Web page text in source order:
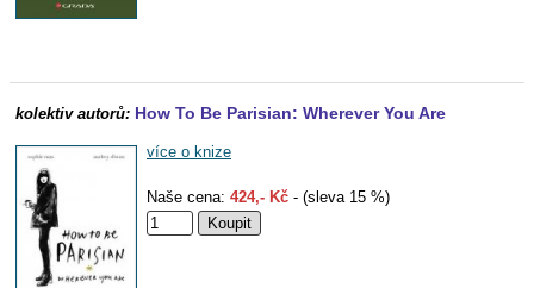
kolektiv autorů: How To Be Parisian: Wherever You Are
více o knize
Naše cena: 424,- Kč - (sleva 15 %)